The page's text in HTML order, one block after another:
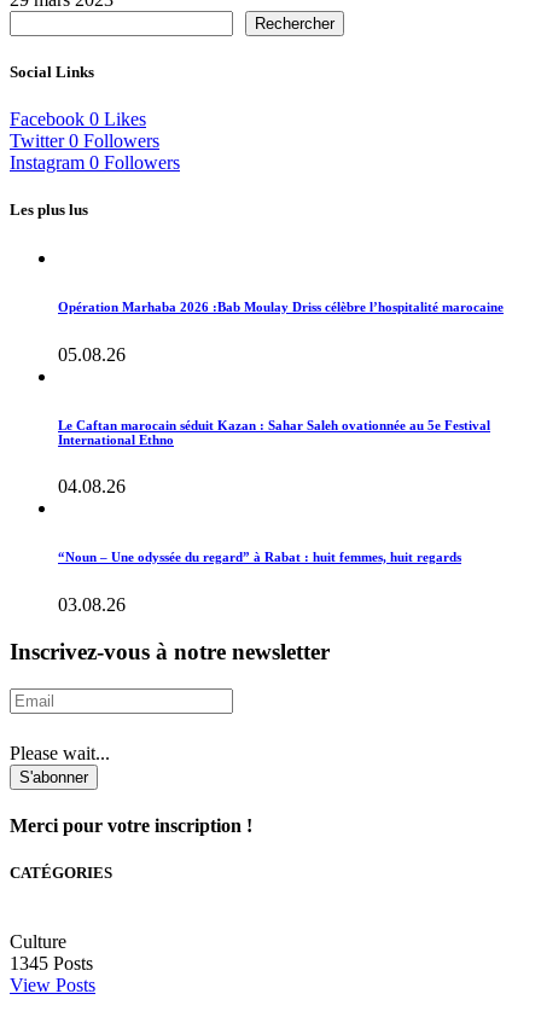
Rechercher
Social Links
Facebook 0 Likes
Twitter 0 Followers
Instagram 0 Followers
Les plus lus
Opération Marhaba 2026 :Bab Moulay Driss célèbre l’hospitalité marocaine
05.08.26
Le Caftan marocain séduit Kazan : Sahar Saleh ovationnée au 5e Festival
International Ethno
04.08.26
“Noun – Une odyssée du regard” à Rabat : huit femmes, huit regards
03.08.26
Inscrivez-vous à notre newsletter
Please wait...
S'abonner
Merci pour votre inscription !
CATÉGORIES
Culture
1345 Posts
View Posts